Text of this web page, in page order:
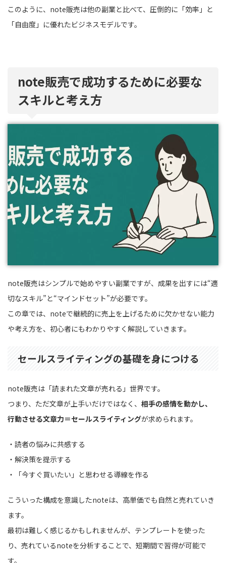
このように、note販売は他の副業と比べて、圧倒的に「効率」と
「自由度」に優れたビジネスモデルです。
note販売で成功するために必要な
スキルと考え方
note販売はシンプルで始めやすい副業ですが、成果を出すには“適
切なスキル”と“マインドセット”が必要です。
この章では、noteで継続的に売上を上げるために欠かせない能力
や考え方を、初心者にもわかりやすく解説していきます。
セールスライティングの基礎を身につける
note販売は「読まれた文章が売れる」世界です。
つまり、ただ文章が上手いだけではなく、 相手の感情を動かし、
行動させる文章力＝セールスライティングが求められます。
・読者の悩みに共感する
・解決策を提示する
・「今すぐ買いたい」と思わせる導線を作る
こういった構成を意識したnoteは、高単価でも自然と売れていき
ます。
最初は難しく感じるかもしれませんが、テンプレートを使った
り、売れているnoteを分析することで、短期間で習得が可能で
す。